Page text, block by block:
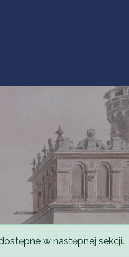
w następnej sekcji.